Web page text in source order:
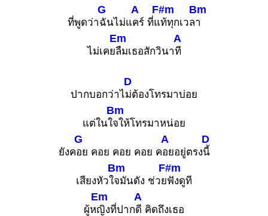
ที่พูดว่า
G
ฉันไม่แ
A
คร์ ที่แ
F#m
ท้ทุกเวล
Bm
า
ไม่เคย
Em
ลืมเธอสักวินา
A
ที
ปากบอกว่าไ
D
ม่ต้องโทรมาบ่อย
แต่ในใ
Bm
จให้โทรมาหน่อย
ยังค
G
อย คอย คอย คอย ค
A
อยอยู่ตรง
D
นี้
เสียงหัวใ
Bm
จมันดัง ช่วย
F#m
ฟังดูที
ผู้ห
Em
ญิงที่ปาก
A
ดี คิดถึงเธอ